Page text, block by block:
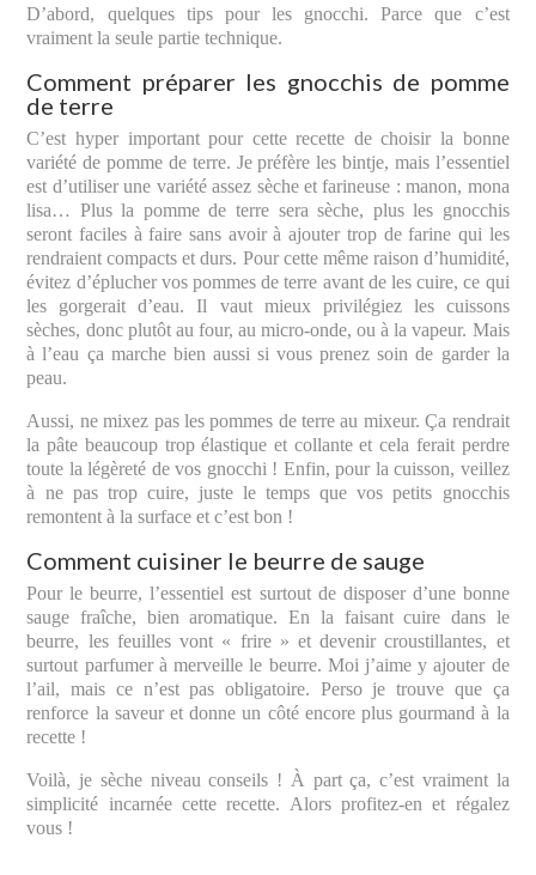
D’abord, quelques tips pour les gnocchi. Parce que c’est
vraiment la seule partie technique.
Comment préparer les gnocchis de pomme
de terre
C’est hyper important pour cette recette de choisir la bonne
variété de pomme de terre. Je préfère les bintje, mais l’essentiel
est d’utiliser une variété assez sèche et farineuse : manon, mona
lisa… Plus la pomme de terre sera sèche, plus les gnocchis
seront faciles à faire sans avoir à ajouter trop de farine qui les
rendraient compacts et durs. Pour cette même raison d’humidité,
évitez d’éplucher vos pommes de terre avant de les cuire, ce qui
les gorgerait d’eau. Il vaut mieux privilégiez les cuissons
sèches, donc plutôt au four, au micro-onde, ou à la vapeur. Mais
à l’eau ça marche bien aussi si vous prenez soin de garder la
peau.
Aussi, ne mixez pas les pommes de terre au mixeur. Ça rendrait
la pâte beaucoup trop élastique et collante et cela ferait perdre
toute la légèreté de vos gnocchi ! Enfin, pour la cuisson, veillez
à ne pas trop cuire, juste le temps que vos petits gnocchis
remontent à la surface et c’est bon !
Comment cuisiner le beurre de sauge
Pour le beurre, l’essentiel est surtout de disposer d’une bonne
sauge fraîche, bien aromatique. En la faisant cuire dans le
beurre, les feuilles vont « frire » et devenir croustillantes, et
surtout parfumer à merveille le beurre. Moi j’aime y ajouter de
l’ail, mais ce n’est pas obligatoire. Perso je trouve que ça
renforce la saveur et donne un côté encore plus gourmand à la
recette !
Voilà, je sèche niveau conseils ! À part ça, c’est vraiment la
simplicité incarnée cette recette. Alors profitez-en et régalez
vous !